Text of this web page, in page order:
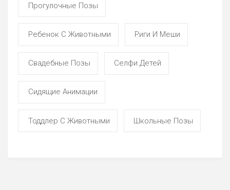
Прогулочные Позы
Ребенок С Животными Риги И Меши
Свадебные Позы Селфи Детей
Сидящие Анимации
Тоддлер С Животными Школьные Позы